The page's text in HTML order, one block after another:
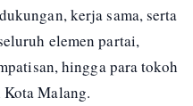
kerja sama, serta
elemen partai,
hingga para tokoh
Malang.